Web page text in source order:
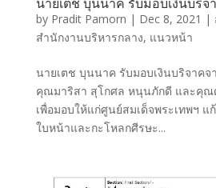
by Pradit Pamorn | Dec 8, 2021 |
สำนักงานบริหารกลาง, แนวหน้า
นายเตช บุนนาค รับมอบเงินบริจาค
คุณมาริสา สุโกศล หนุนภักดี และคุ
เพื่อมอบให้แก่ศูนย์สมเด็จพระเทพฯ
ใบหน้าและกะโหลกศีรษะ...